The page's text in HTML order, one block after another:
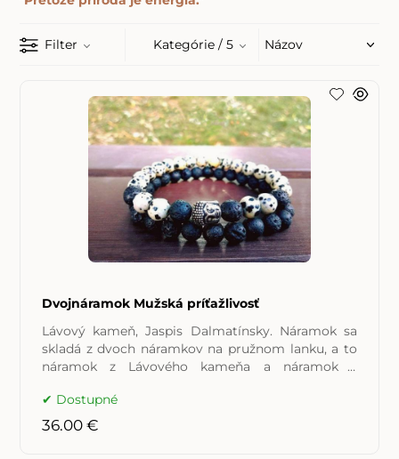
Filter Kategórie / 5
Dvojnáramok Mužská príťažlivosť
Lávový kameň, Jaspis Dalmatínsky. Náramok sa
skladá z dvoch náramkov na pružnom lanku, a to
náramok z Lávového kameňa a náramok z
Dostupné
36.00 €